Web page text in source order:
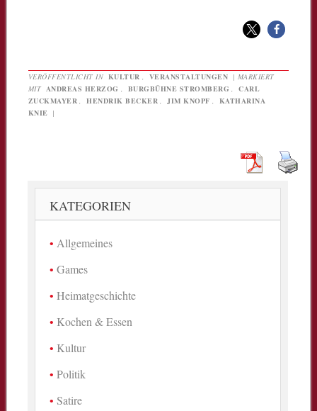
VERÖFFENTLICHT IN KULTUR VERANSTALTUNGEN | MARKIERT
MIT ANDREAS HERZOG BURGBÜHNE STROMBERG
CARL
ZUCKMAYER
HENDRIK BECKER JIM KNOPF
KATHARINA
KNIE |
KATEGORIEN
Allgemeines
Games
Heimatgeschichte
Kochen & Essen
Kultur
Politik
Satire